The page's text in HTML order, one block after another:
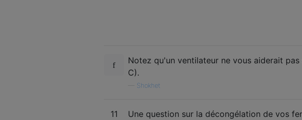
Notez qu'un ventilateur ne vous aiderait
C).
Shokhet
11
Une question sur la décongélation de vos